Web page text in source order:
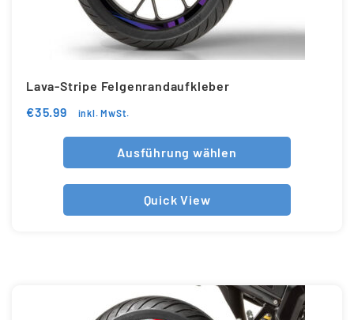
Lava-Stripe Felgenrandaufkleber
€35.99 inkl. MwSt.
Ausführung wählen
Quick View